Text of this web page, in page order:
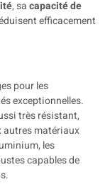
, sacapacité de
efficacement
pour les
exceptionnelles.
très résistant,
autres matériaux
les
capables de